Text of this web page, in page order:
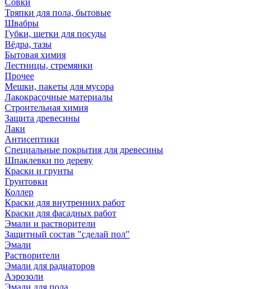
Совки
Тряпки для пола, бытовые
Швабры
Губки, щетки для посуды
Вёдра, тазы
Бытовая химия
Лестницы, стремянки
Прочее
Мешки, пакеты для мусора
Лакокрасочные материалы
Строительная химия
Защита древесины
Лаки
Антисептики
Специальные покрытия для древесины
Шпаклевки по дереву
Краски и грунты
Грунтовки
Коллер
Краски для внутренних работ
Краски для фасадных работ
Эмали и растворители
Защитный состав "сделай пол"
Эмали
Растворители
Эмали для радиаторов
Аэрозоли
Эмали для пола